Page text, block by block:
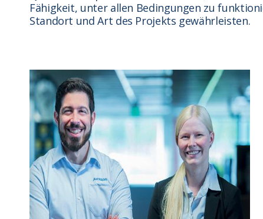
Fähigkeit, unter allen Bedingungen zu
Standort und Art des Projekts gewährleisten.